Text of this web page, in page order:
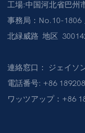
工場:中国河北省巴州
事務局：No.10-
北緑威路 地区
連絡窓口： ジェイソ
電話番号: +86
ワッツアップ：+86